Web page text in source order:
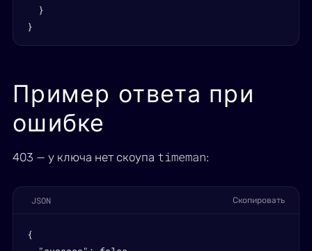
  }
}
Пример ответа при
ошибке
403 — у ключа нет скоупа timeman:
JSON Скопировать
{